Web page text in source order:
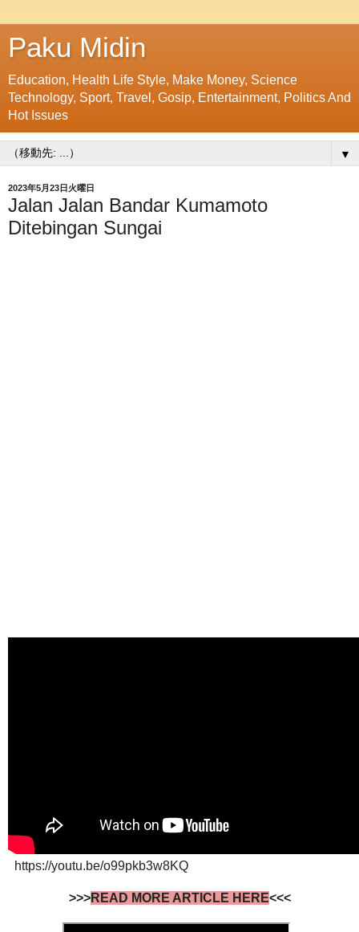
Paku Midin
Education, Health Life Style, Make Money, Science
Technology, Sport, Travel, Gosip, Entertainment, Politics And
Hot Issues
▼
2023年5月23日火曜日
Jalan Jalan Bandar Kumamoto
Ditebingan Sungai
https://youtu.be/o99pkb3w8KQ
>>>READ MORE ARTICLE HERE<<<